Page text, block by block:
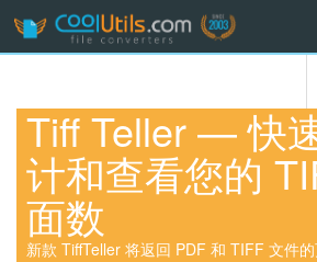
Tiff Teller — 快
计和查看您的
面数
新款 TiffTeller 将返回 PDF 和 TIFF 文件